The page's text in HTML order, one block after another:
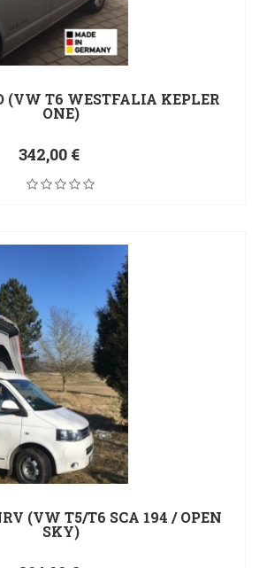
(VW T6 WESTFALIA KEPLER
ONE)
342,00 €
(VW T5/T6 SCA 194 / OPEN
SKY)